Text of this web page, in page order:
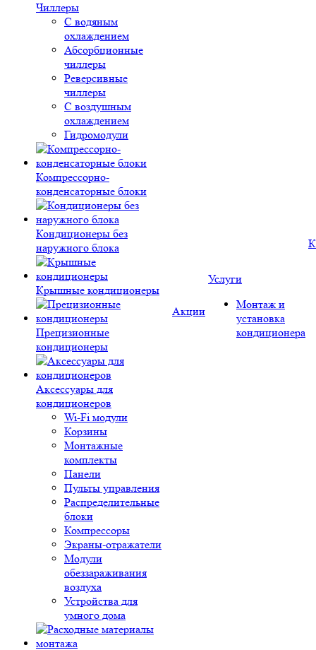
Чиллеры
С водяным
охлаждением
Абсорбционные
чиллеры
Реверсивные
чиллеры
С воздушным
охлаждением
Гидромодули
Компрессорно-
конденсаторные блоки
Кондиционеры без
наружного блока
Крышные кондиционеры
Прецизионные
кондиционеры
Аксессуары для
кондиционеров
Wi-Fi модули
Корзины
Монтажные
комплекты
Панели
Пульты управления
Распределительные
блоки
Компрессоры
Экраны-отражатели
Модули
обеззараживания
воздуха
Устройства для
умного дома
Акции
Услуги
Монтаж и
установка
кондиционера